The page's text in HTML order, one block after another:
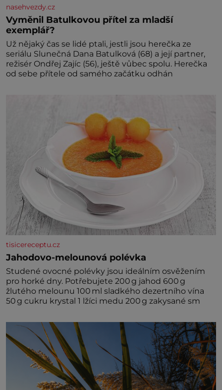
nasehvezdy.cz
Vyměnil Batulkovou přítel za mladší
exemplář?
Už nějaký čas se lidé ptali, jestli jsou herečka ze
seriálu Slunečná Dana Batulková (68) a její partner,
režisér Ondřej Zajíc (56), ještě vůbec spolu. Herečka
od sebe přítele od samého začátku odhán
tisicereceptu.cz
Jahodovo-melounová polévka
Studené ovocné polévky jsou ideálním osvěžením
pro horké dny. Potřebujete 200 g jahod 600 g
žlutého melounu 100 ml sladkého dezertního vína
50 g cukru krystal 1 lžíci medu 200 g zakysané sm